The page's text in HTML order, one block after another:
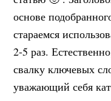
основе
стараемся
2-5 раз.
свалку ключевых
уважающий себя